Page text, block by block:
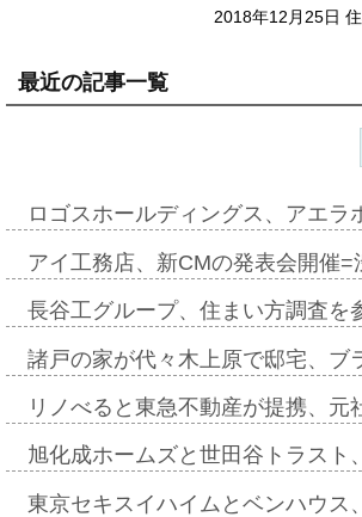
2018年12月25日
最近の記事一覧
ロゴスホールディングス、アエ
アイ工務店、新CMの発表会開催
長谷工グループ、住まい方調査
諸戸の家が代々木上原で邸宅、
リノべると東急不動産が提携、
旭化成ホームズと世田谷トラス
東京セキスイハイムとベンハウ